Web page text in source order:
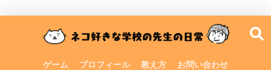
ゲーム プロフィール 教え方 お問い合わせ